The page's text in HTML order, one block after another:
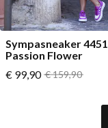
Sympasneaker 4451
Passion Flower
Vanaf
€ 99,90 Normale prijs
€ 159,90